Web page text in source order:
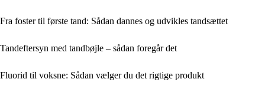
Fra foster til første tand: Sådan dannes og udvikles tandsættet
Tandeftersyn med tandbøjle – sådan foregår det
Fluorid til voksne: Sådan vælger du det rigtige produkt